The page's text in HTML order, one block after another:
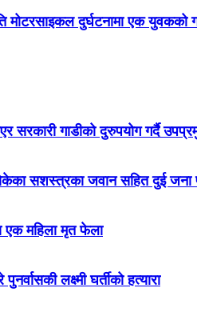
मोटरसाइकल दुर्घटनामा एक युवकको
सरकारी गाडीको दुरुपयोग गर्दै
सशस्त्रका जवान सहित दुई जना
एक महिला मृत फेला
लक्ष्मी घर्तीको हत्यारा